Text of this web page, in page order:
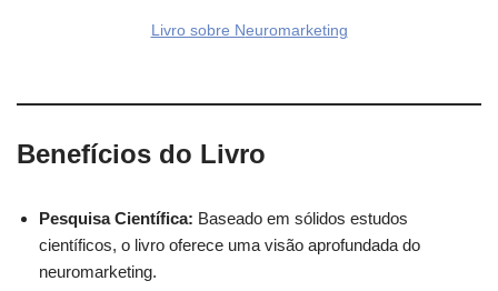
Livro sobre Neuromarketing
Benefícios do Livro
Pesquisa Científica: Baseado em sólidos estudos
científicos, o livro oferece uma visão aprofundada do
neuromarketing.